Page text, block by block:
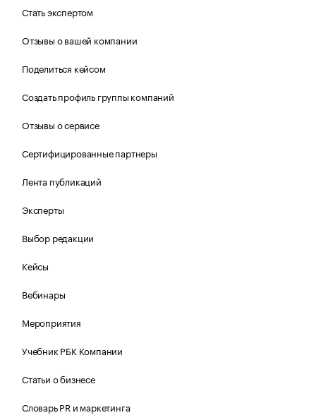
Стать экспертом
Отзывы о вашей компании
Поделиться кейсом
Создать профиль группы компаний
Отзывы о сервисе
Сертифицированные партнеры
Лента публикаций
Эксперты
Выбор редакции
Кейсы
Вебинары
Мероприятия
Учебник РБК Компании
Статьи о бизнесе
Словарь PR и маркетинга